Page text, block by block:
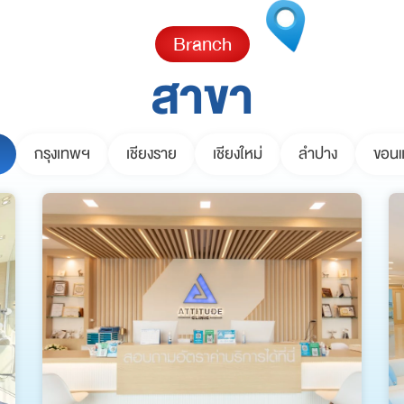
Branch
สาขา
กรุงเทพฯ เชียงราย เชียงใหม่ ลำปาง ขอน